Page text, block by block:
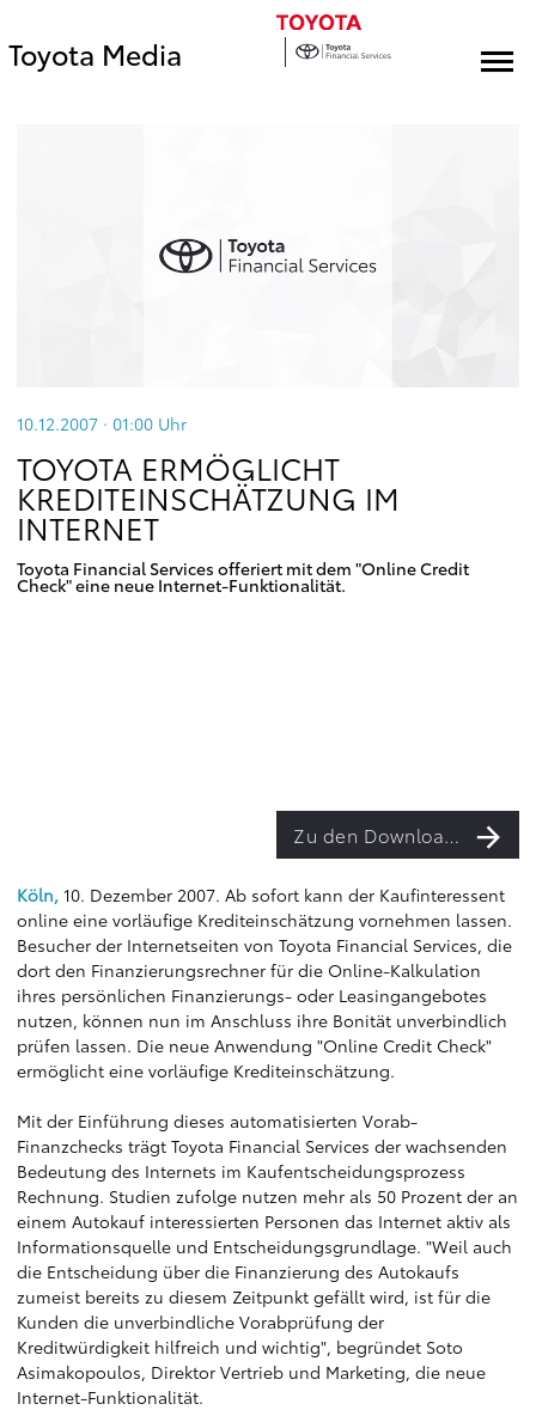
Toyota Media
10.12.2007 · 01:00 Uhr
TOYOTA ERMÖGLICHT
KREDITEINSCHÄTZUNG IM
INTERNET
Toyota Financial Services offeriert mit dem "Online Credit
Check" eine neue Internet-Funktionalität.
Zu den Downloads
Köln, 10. Dezember 2007. Ab sofort kann der Kaufinteressent
online eine vorläufige Krediteinschätzung vornehmen lassen.
Besucher der Internetseiten von Toyota Financial Services, die
dort den Finanzierungsrechner für die Online-Kalkulation
ihres persönlichen Finanzierungs- oder Leasingangebotes
nutzen, können nun im Anschluss ihre Bonität unverbindlich
prüfen lassen. Die neue Anwendung "Online Credit Check"
ermöglicht eine vorläufige Krediteinschätzung.
Mit der Einführung dieses automatisierten Vorab-
Finanzchecks trägt Toyota Financial Services der wachsenden
Bedeutung des Internets im Kaufentscheidungsprozess
Rechnung. Studien zufolge nutzen mehr als 50 Prozent der an
einem Autokauf interessierten Personen das Internet aktiv als
Informationsquelle und Entscheidungsgrundlage. "Weil auch
die Entscheidung über die Finanzierung des Autokaufs
zumeist bereits zu diesem Zeitpunkt gefällt wird, ist für die
Kunden die unverbindliche Vorabprüfung der
Kreditwürdigkeit hilfreich und wichtig", begründet Soto
Asimakopoulos, Direktor Vertrieb und Marketing, die neue
Internet-Funktionalität.